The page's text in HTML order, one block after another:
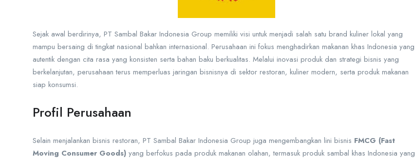
Sejak awal berdirinya, PT Sambal Bakar Indonesia Group memiliki visi untuk menjadi salah satu brand kuliner lokal yang
mampu bersaing di tingkat nasional bahkan internasional. Perusahaan ini fokus menghadirkan makanan khas Indonesia yang
autentik dengan cita rasa yang konsisten serta bahan baku berkualitas. Melalui inovasi produk dan strategi bisnis yang
berkelanjutan, perusahaan terus memperluas jaringan bisnisnya di sektor restoran, kuliner modern, serta produk makanan
siap konsumsi.
Profil Perusahaan
Selain menjalankan bisnis restoran, PT Sambal Bakar Indonesia Group juga mengembangkan lini bisnis FMCG (Fast
Moving Consumer Goods) yang berfokus pada produk makanan olahan, termasuk produk sambal khas Indonesia yang